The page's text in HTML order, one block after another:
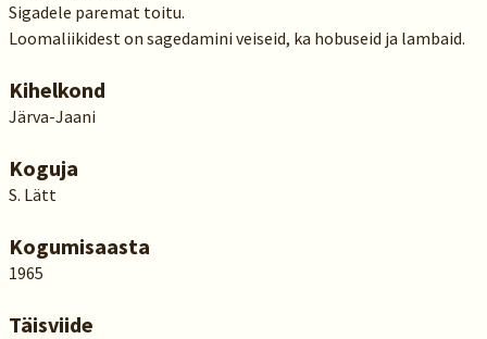
Sigadele paremat toitu.
Loomaliikidest on sagedamini veiseid, ka hobuseid ja lambaid.
Kihelkond
Järva-Jaani
Koguja
S. Lätt
Kogumisaasta
1965
Täisviide